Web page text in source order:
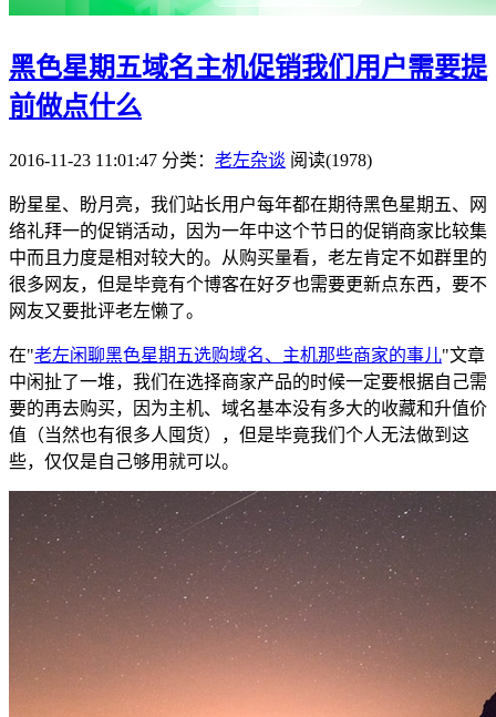
黑色星期五域名主机促销我们用户需要提
前做点什么
2016-11-23 11:01:47 分类： 老左杂谈 阅读(1978)
盼星星、盼月亮，我们站长用户每年都在期待黑色星期五、网
络礼拜一的促销活动，因为一年中这个节日的促销商家比较集
中而且力度是相对较大的。从购买量看，老左肯定不如群里的
很多网友，但是毕竟有个博客在好歹也需要更新点东西，要不
网友又要批评老左懒了。
在"老左闲聊黑色星期五选购域名、主机那些商家的事儿"文章
中闲扯了一堆，我们在选择商家产品的时候一定要根据自己需
要的再去购买，因为主机、域名基本没有多大的收藏和升值价
值（当然也有很多人囤货），但是毕竟我们个人无法做到这
些，仅仅是自己够用就可以。